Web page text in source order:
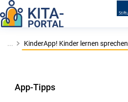
... KinderApp! Kinder lernen sprechen
App-Tipps